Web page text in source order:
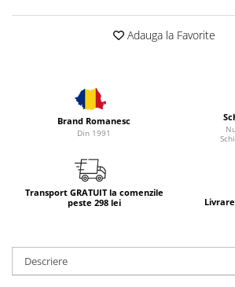
Adauga la Favorite
Brand Romanesc
Din 1991
Transport GRATUIT la comenzile
peste 298 lei
Descriere